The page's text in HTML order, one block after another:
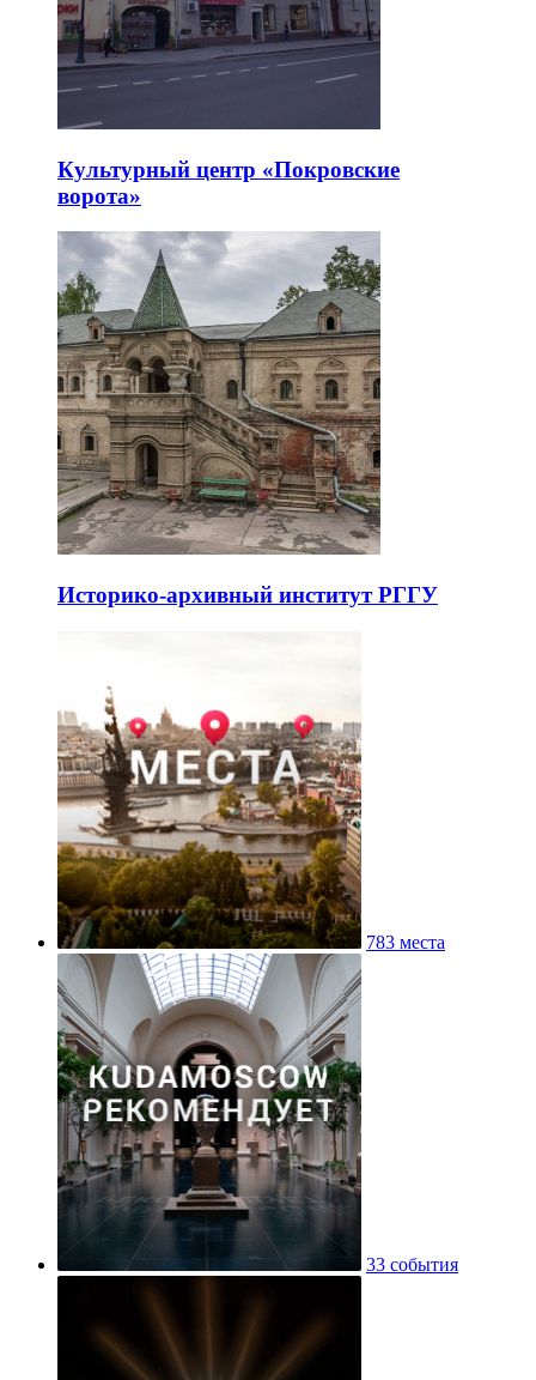
Культурный центр «Покровские
ворота»
Историко-архивный институт РГГУ
783 места
33 события